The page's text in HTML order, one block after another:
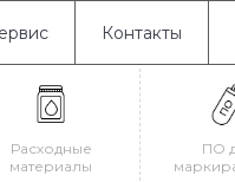
Контакты
Расходные
материалы
ПО